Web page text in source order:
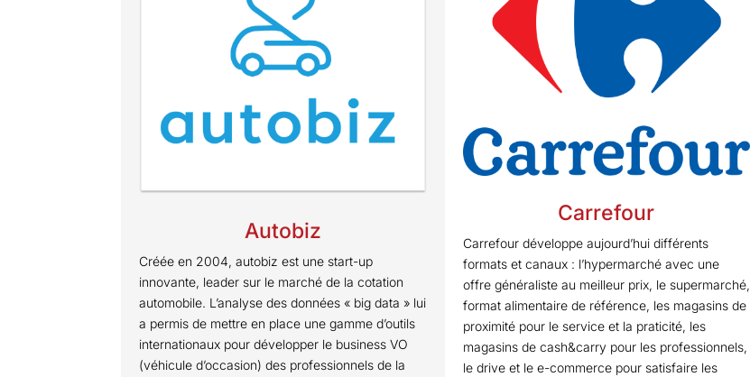
Autobiz
Créée en 2004, autobiz est une start-up
innovante, leader sur le marché de la cotation
automobile. L’analyse des données « big data » lui
a permis de mettre en place une gamme d’outils
internationaux pour développer le business VO
(véhicule d’occasion) des professionnels de la
Carrefour
Carrefour développe aujourd’hui différents
formats et canaux : l’hypermarché avec une
offre généraliste au meilleur prix, le supermarché,
format alimentaire de référence, les magasins de
proximité pour le service et la praticité, les
magasins de cash&carry pour les professionnels,
le drive et le e-commerce pour satisfaire les